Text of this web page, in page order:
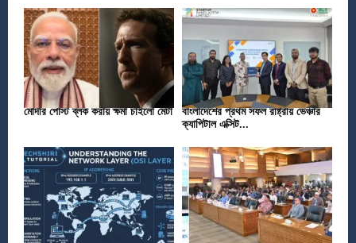
মোদীর পোস্ট ব্লক করায় ক্ষমা চাইলো মেটা
বাংলাদেশের প্রথম সফল রাষ্ট্রীয় ভেঞ্চার
ক্যাপিটাল এক্সিট...